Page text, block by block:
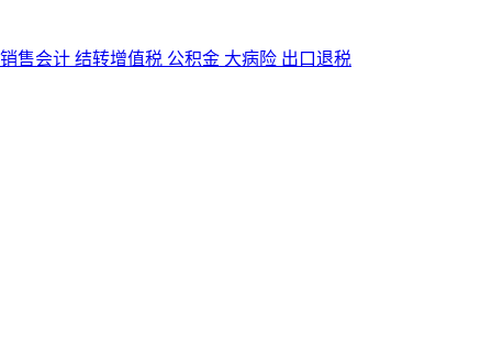
销售会计 结转增值税 公积金 大病险 出口退税